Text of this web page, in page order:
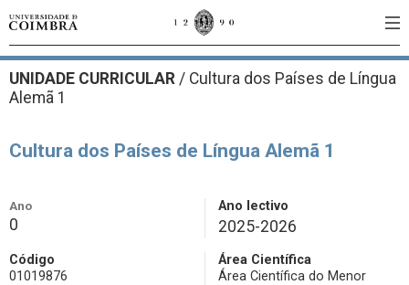
UNIDADE CURRICULAR / Cultura dos Países de Língua
Alemã 1
Cultura dos Países de Língua Alemã 1
Ano
0
Ano lectivo
2025-2026
Código
01019876
Área Científica
Área Científica do Menor